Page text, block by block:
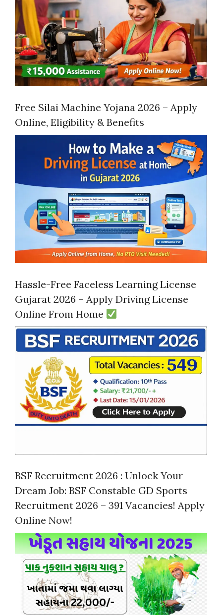
Free Silai Machine Yojana 2026 – Apply
Online, Eligibility & Benefits
Hassle-Free Faceless Learning License
Gujarat 2026 – Apply Driving License
Online From Home
BSF Recruitment 2026 : Unlock Your
Dream Job: BSF Constable GD Sports
Recruitment 2026 – 391 Vacancies! Apply
Online Now!